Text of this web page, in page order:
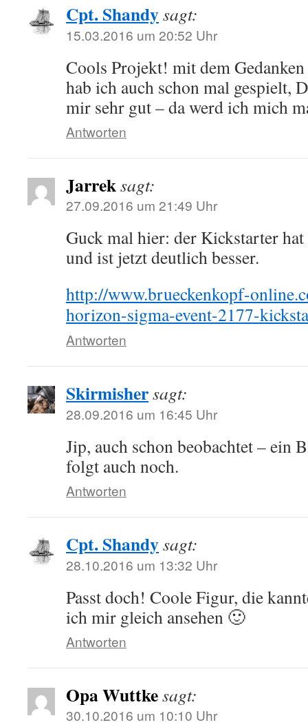
Cpt. Shandysagt:
15.03.2016 um 20:52 Uhr
Cools Projekt! mit dem Gedanken
hab ich auch schon mal gespielt,
mir sehr gut – da werd ich mich
Antworten
Jarreksagt:
27.09.2016 um 21:49 Uhr
Guck mal hier: der Kickstarter
und ist jetzt deutlich besser.
http://www.brueckenkopf-
horizon-sigma-event-2177-
Antworten
Skirmishersagt:
28.09.2016 um 16:45 Uhr
Jip, auch schon beobachtet – ein
folgt auch noch.
Antworten
Cpt. Shandysagt:
28.10.2016 um 13:32 Uhr
Passt doch! Coole Figur, die
ich mir gleich ansehen 🙂
Antworten
Opa Wuttkesagt:
30.10.2016 um 10:10 Uhr